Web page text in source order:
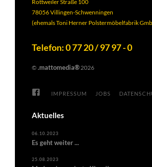
Rottweiler Straße 100
78056 Villingen-Schwenningen
(ehemals Toni Herner Polstermöbelfabrik
Telefon: 0 77 20 / 97 97 - 0
© .mattomedia®2026
IMPRESSUM JOBS
Aktuelles
06.10.2023
Es geht weiter ...
25.08.2023